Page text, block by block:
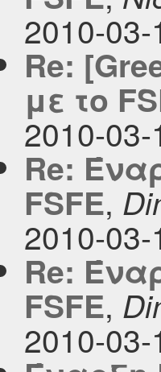
2010-03-
Re:
με το
2010-03-
Re:
FSFE,
2010-03-
Re:
FSFE,
2010-03-